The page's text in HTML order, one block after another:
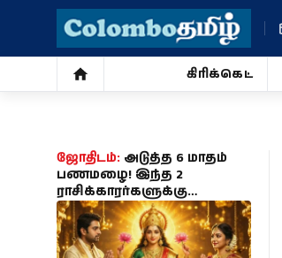
கிரிக்கெட்
கொழும்பு
உலகம்
ஜோதிடம்
ஜோதிடம்: அடுத்த 6 மாதம்
பணமழை! இந்த 2
ராசிக்காரர்களுக்கு
ராஜயோகம் ஆரம்பம் - உங்க
ராசி இருக்கா?